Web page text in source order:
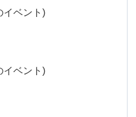
イベント)
イベント)